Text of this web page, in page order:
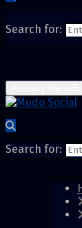
Search for:
Search for: